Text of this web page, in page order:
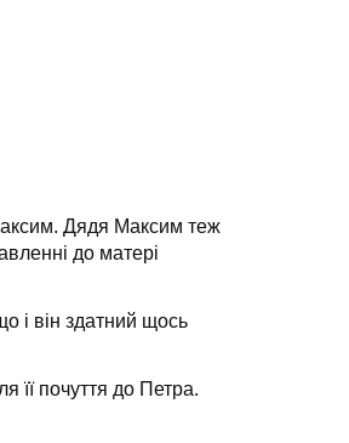
Дядя Максим теж
до матері
і він здатний щось
її почуття до Петра.